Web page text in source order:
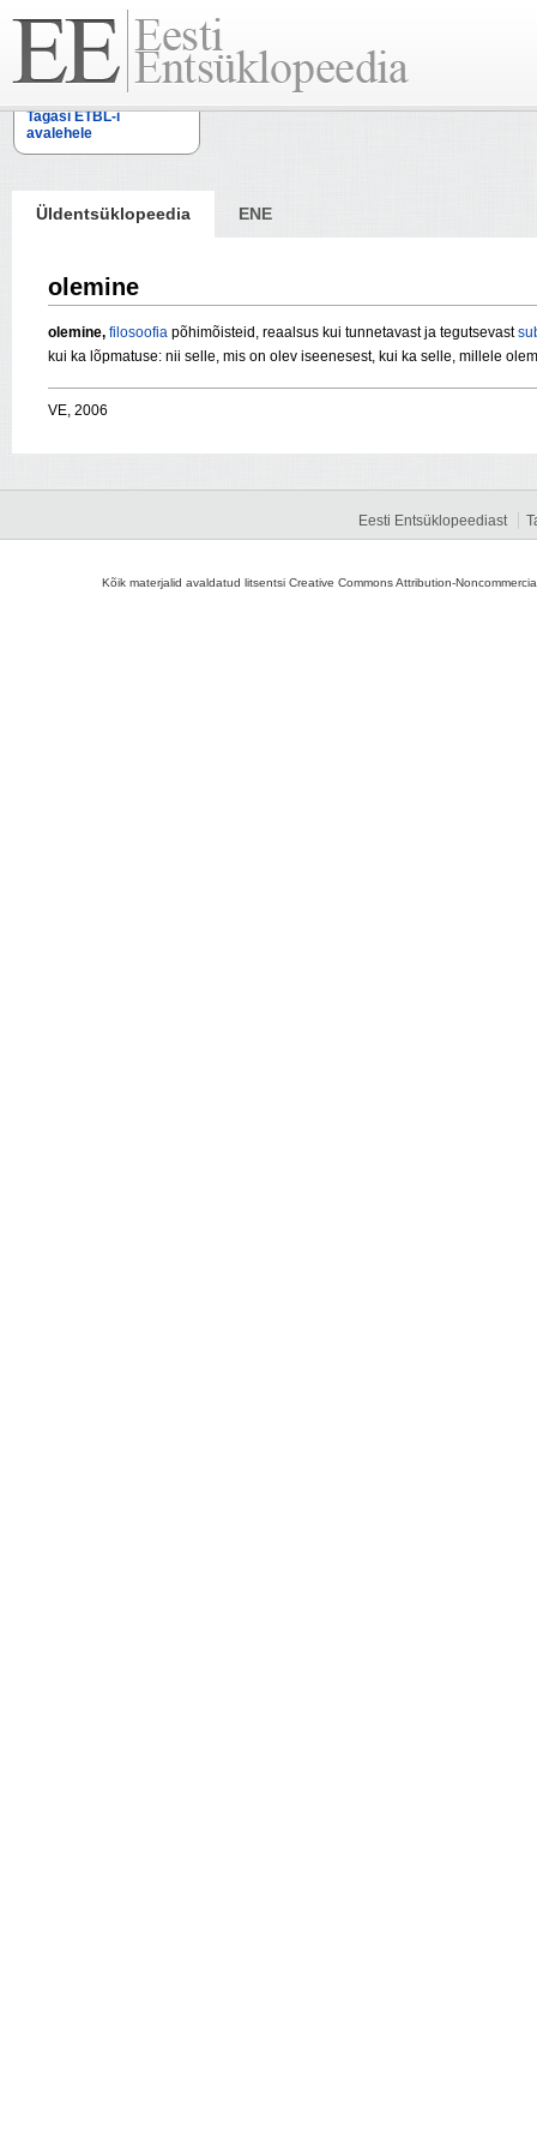
Tagasi ETBL-i
avalehele
Üldentsüklopeedia ENE
olemine
olemine, filosoofia põhimõisteid, reaalsus kui tunnetavast ja tegutsevast
kui ka lõpmatuse: nii selle, mis on olev iseenesest, kui ka selle, millele
VE, 2006
Eesti Entsüklopeediast
Kõik materjalid avaldatud litsentsi Creative Commons Attribution-